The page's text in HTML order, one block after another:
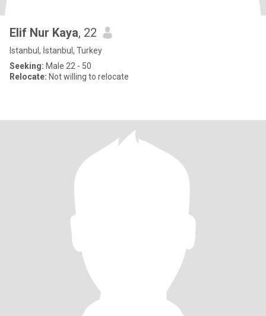
Elif Nur Kaya, 22
Istanbul, İstanbul, Turkey
Seeking: Male 22 - 50
Relocate: Not willing to relocate